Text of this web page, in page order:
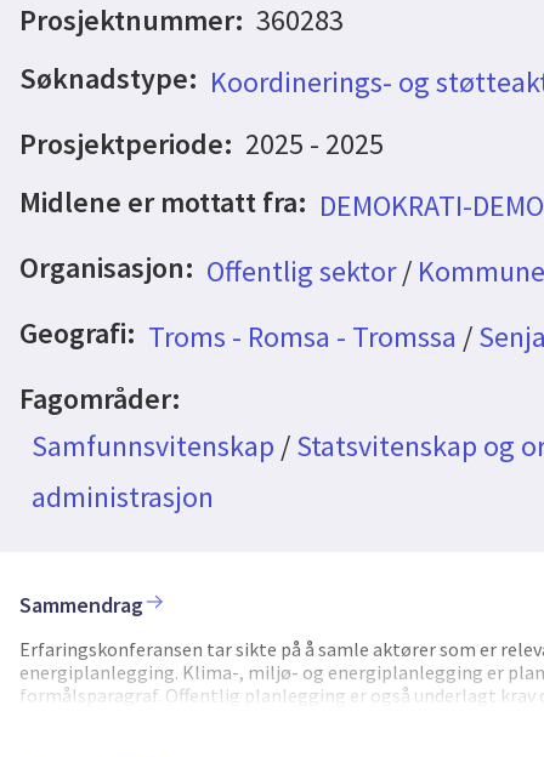
Prosjektnummer: 360283
Søknadstype: Koordinerings- og
Prosjektperiode: 2025 - 2025
Midlene er mottatt fra: DEMOKRATI-
Organisasjon: Offentlig sektor/
Geografi: Troms - Romsa - Tromssa /
Fagområder:
Samfunnsvitenskap /Statsvitenskap og
administrasjon
Sammendrag
Erfaringskonferansen tar sikte på å samle aktører som er
energiplanlegging. Klima-, miljø- og energiplanlegging er
formålsparagraf. Offentlig planlegging er også underlagt